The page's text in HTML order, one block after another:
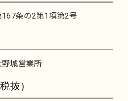
条の2第1項第2号
城営業所
抜）